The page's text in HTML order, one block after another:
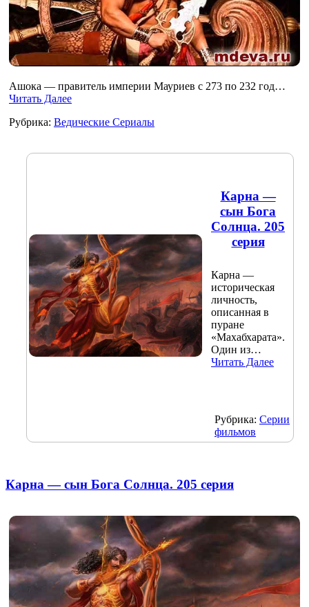
Ашока — правитель империи Мауриев с 273 по 232 год…
Читать Далее
Рубрика: Ведические Сериалы
Карна —
сын Бога
Солнца. 205
серия
Карна —
историческая
личность,
описанная в
пуране
«Махабхарата».
Один из…
Читать Далее
Рубрика: Серии
фильмов
Карна — сын Бога Солнца. 205 серия